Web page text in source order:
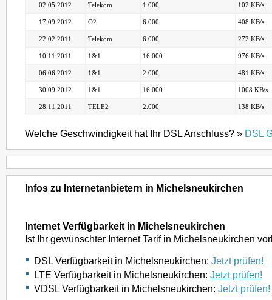
02.05.2012 Telekom 1.000 102 KB/s
17.09.2012 O2 6.000 408 KB/s
22.02.2011 Telekom 6.000 272 KB/s
10.11.2011 1&1 16.000 976 KB/s
06.06.2012 1&1 2.000 481 KB/s
30.09.2012 1&1 16.000 1008 KB/s
28.11.2011 TELE2 2.000 138 KB/s
Welche Geschwindigkeit hat Ihr DSL Anschluss? » DSL
Infos zu Internetanbietern in Michelsneukirchen
Internet Verfügbarkeit in Michelsneukirchen
Ist Ihr gewünschter Internet Tarif in Michelsneukirchen
DSL Verfügbarkeit in Michelsneukirchen: Jetzt prüfen!
LTE Verfügbarkeit in Michelsneukirchen: Jetzt prüfen!
VDSL Verfügbarkeit in Michelsneukirchen: Jetzt prüfen!